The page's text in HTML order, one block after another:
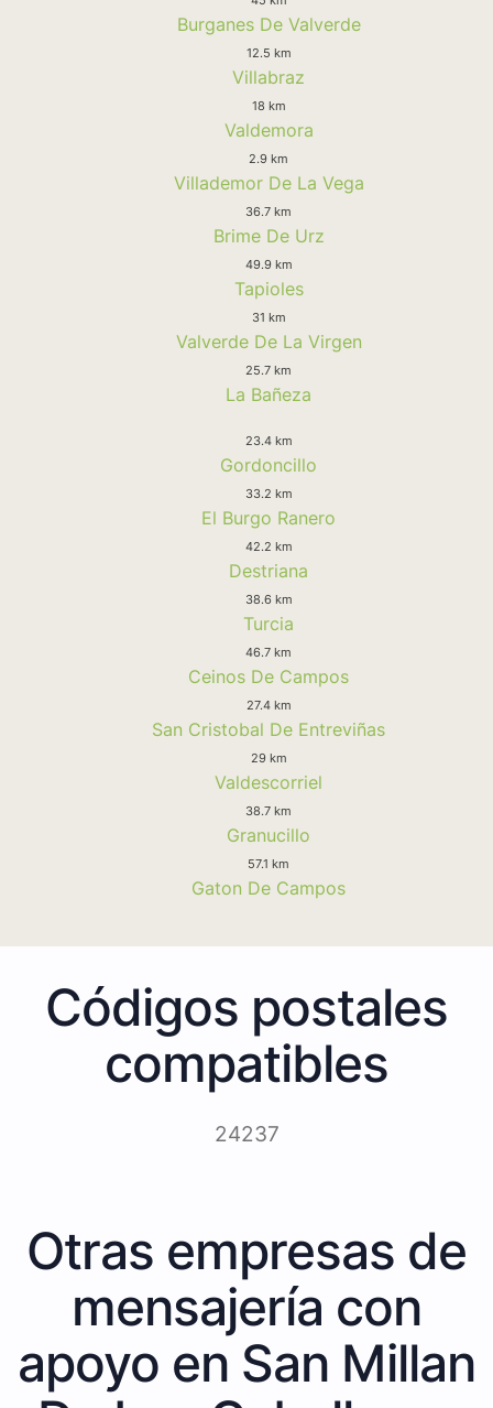
Burganes De Valverde
12.5 km
Villabraz
18 km
Valdemora
2.9 km
Villademor De La Vega
36.7 km
Brime De Urz
49.9 km
Tapioles
31 km
Valverde De La Virgen
25.7 km
La Bañeza
23.4 km
Gordoncillo
33.2 km
El Burgo Ranero
42.2 km
Destriana
38.6 km
Turcia
46.7 km
Ceinos De Campos
27.4 km
San Cristobal De Entreviñas
29 km
Valdescorriel
38.7 km
Granucillo
57.1 km
Gaton De Campos
Códigos postales
compatibles
24237
Otras empresas de
mensajería con
apoyo en San Millan